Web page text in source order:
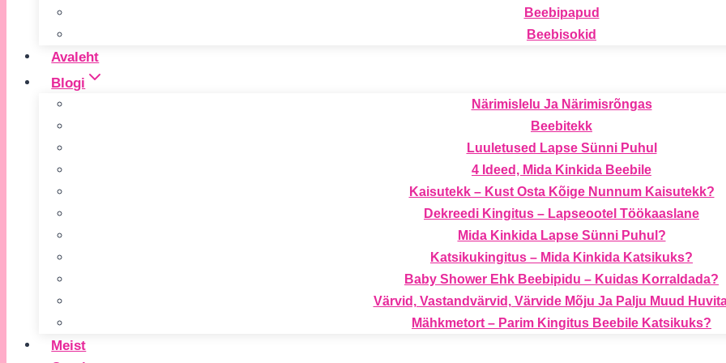
Beebipapud
Beebisokid
Avaleht
Blogi
Närimislelu Ja Närimisrõngas
Beebitekk
Luuletused Lapse Sünni Puhul
4 Ideed, Mida Kinkida Beebile
Kaisutekk – Kust Osta Kõige Nunnum Kaisutekk?
Dekreedi Kingitus – Lapseootel Töökaaslane
Mida Kinkida Lapse Sünni Puhul?
Katsikukingitus – Mida Kinkida Katsikuks?
Baby Shower Ehk Beebipidu – Kuidas Korraldada?
Värvid, Vastandvärvid, Värvide Mõju Ja Palju Muud
Mähkmetort – Parim Kingitus Beebile Katsikuks?
Meist